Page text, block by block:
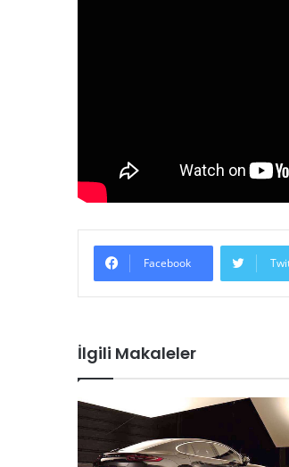
Facebook
İlgili Makaleler